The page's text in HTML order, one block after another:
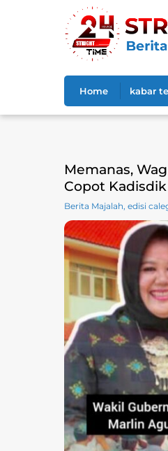
Home kabar
Memanas,
Copot
Berita Majalah, edisi